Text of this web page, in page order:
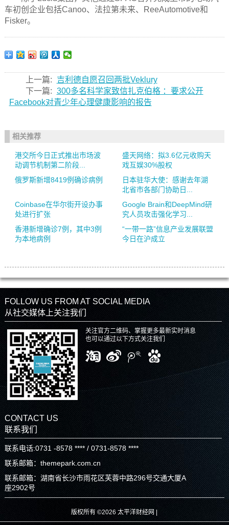
车初创企业包括Canoo、法拉第未来、ReeAutomotive和
Fisker。
上一篇:
吉利德自愿召回两批Veklury
下一篇: 300多名科学家致信扎克伯格 ：要求公开
Facebook对青少年心理健康影响的报告
相关推荐
港交所今日正式推出市场波
动调节机制第二阶段...
盛天网络：拟3.6亿元收购天
戏互娱30%股权
俄罗斯新增8419例确诊病例
日本驻华大使：感谢去年湖
北省市各部门协助日...
Coinbase在华尔街开设办事
处进行扩张
Google Brain和DeepMind研
究人员攻击强化学习...
香港新增确诊7例，其中3例
为本地病例
“一带一路”信息产业发展联盟
今日在沪成立
FOLLOW US FROM AT SOCIAL MEDIA
从社交媒体上关注我们
关注官方二维码、掌握更多最新实时消息
也可以通过以下方式关注我们
CONTACT US
联系我们
联系电话:0731 -8578 **** / 0731-8578 ****
联系邮箱：themepark.com.cn
联系邮箱：湖南省长沙市雨花区芙蓉中路296号交通大厦A
座2902号
版权所有 ©2026 太平洋财经网 |